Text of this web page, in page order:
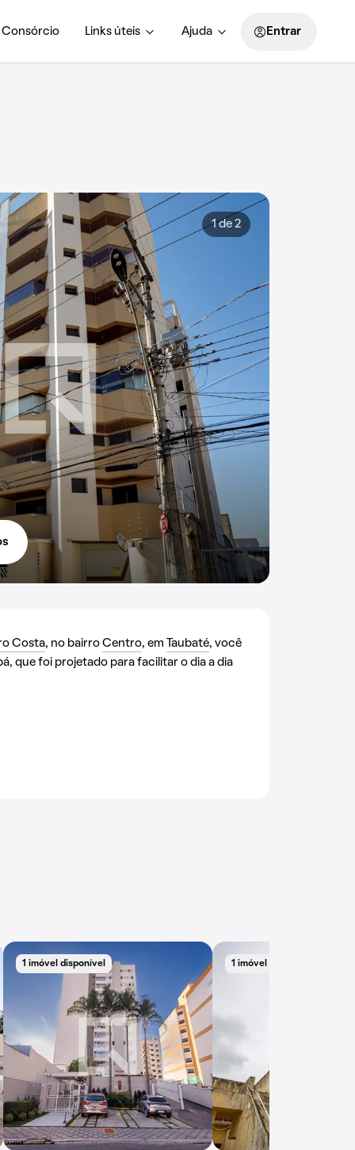
Consórcio Links úteis Ajuda Entrar
1 de 2
Costa, no bairro Centro, em Taubaté, você
que foi projetado para facilitar o dia a dia
1 imóvel disponível 1 imóvel disponível